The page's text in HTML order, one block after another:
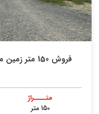
فروش 150 متر زمین مسکونی با انشعابات دشت نور
متــــراژ
150 متر